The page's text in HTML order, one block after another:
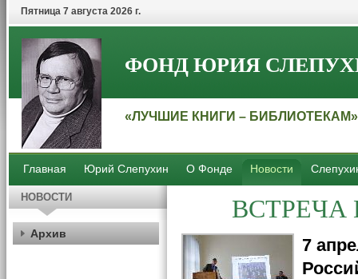
Пятница 7 августа 2026 г.
ФОНД ЮРИЯ
«ЛУЧШИЕ КНИГИ – БИБЛИОТЕКАМ»
Главная Юрий Слепухин О Фонде Новости
ВСТРЕЧА
7
НОВОСТИ
Архив